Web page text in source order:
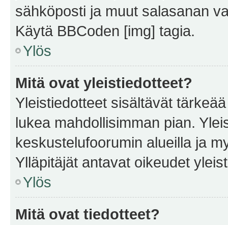
sähköposti ja muut salasanan
Käytä BBCoden [img] tagia.
Ylös
Mitä ovat yleistiedotteet?
Yleistiedotteet sisältävät
lukea mahdollisimman pian.
keskustelufoorumin alueilla ja
Ylläpitäjät antavat oikeudet
Ylös
Mitä ovat tiedotteet?